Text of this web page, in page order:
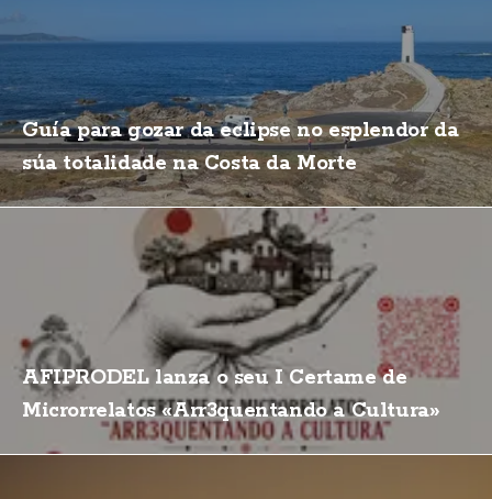
Guía para gozar da eclipse no esplendor da
súa totalidade na Costa da Morte
AFIPRODEL lanza o seu I Certame de
Microrrelatos «Arr3quentando a Cultura»